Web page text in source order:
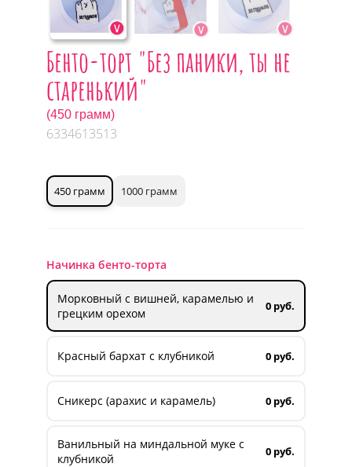
Бенто-торт "Без паники, ты не
старенький"
(450 грамм)
6334613513
450 грамм 1000 грамм
Начинка бенто-торта
Морковный с вишней, карамелью и
грецким орехом
0 руб.
Красный бархат с клубникой 0 руб.
Сникерс (арахис и карамель) 0 руб.
Ванильный на миндальной муке с
клубникой
0 руб.